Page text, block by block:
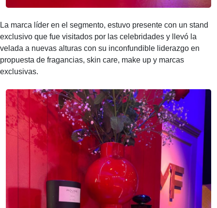
La marca líder en el segmento, estuvo presente con un stand
exclusivo que fue visitados por las celebridades y llevó la
velada a nuevas alturas con su inconfundible liderazgo en
propuesta de fragancias, skin care, make up y marcas
exclusivas.